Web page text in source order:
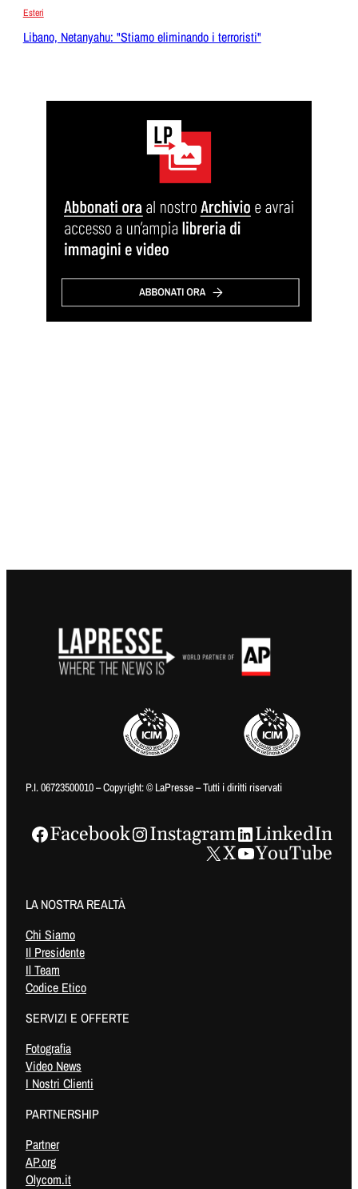
Esteri
Libano, Netanyahu: "Stiamo eliminando i terroristi"
P.I. 06723500010 – Copyright: © LaPresse – Tutti i diritti riservati
Facebook Instagram
LinkedIn
X
YouTube
LA NOSTRA REALTÀ
Chi Siamo
Il Presidente
Il Team
Codice Etico
SERVIZI E OFFERTE
Fotografia
Video News
I Nostri Clienti
PARTNERSHIP
Partner
AP.org
Olycom.it